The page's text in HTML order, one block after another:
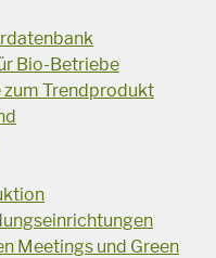
Bio-Betriebe
Trendprodukt
Meetings und Green